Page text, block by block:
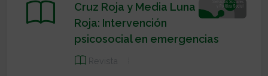
Cruz Roja y Media Luna
Roja: Intervención
psicosocial en emergencias
Revista